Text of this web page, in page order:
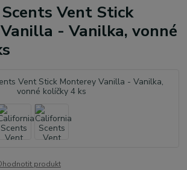
Vent Stick
- Vanilka, vonné
produkt